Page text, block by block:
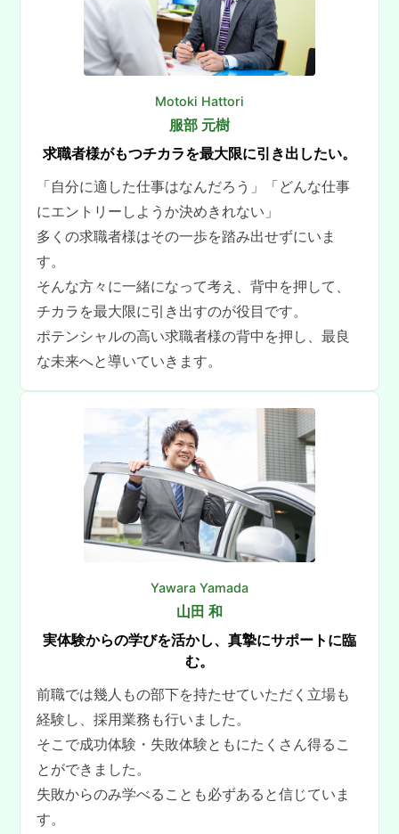
Motoki Hattori
服部 元樹
求職者様がもつチカラを最大限に引き出したい。
「自分に適した仕事はなんだろう」「どんな仕事
にエントリーしようか決めきれない」
多くの求職者様はその一歩を踏み出せずにいま
す。
そんな方々に一緒になって考え、背中を押して、
チカラを最大限に引き出すのが役目です。
ポテンシャルの高い求職者様の背中を押し、最良
な未来へと導いていきます。
Yawara Yamada
山田 和
実体験からの学びを活かし、真摯にサポートに臨
む。
前職では幾人もの部下を持たせていただく立場も
経験し、採用業務も行いました。
そこで成功体験・失敗体験ともにたくさん得るこ
とができました。
失敗からのみ学べることも必ずあると信じていま
す。